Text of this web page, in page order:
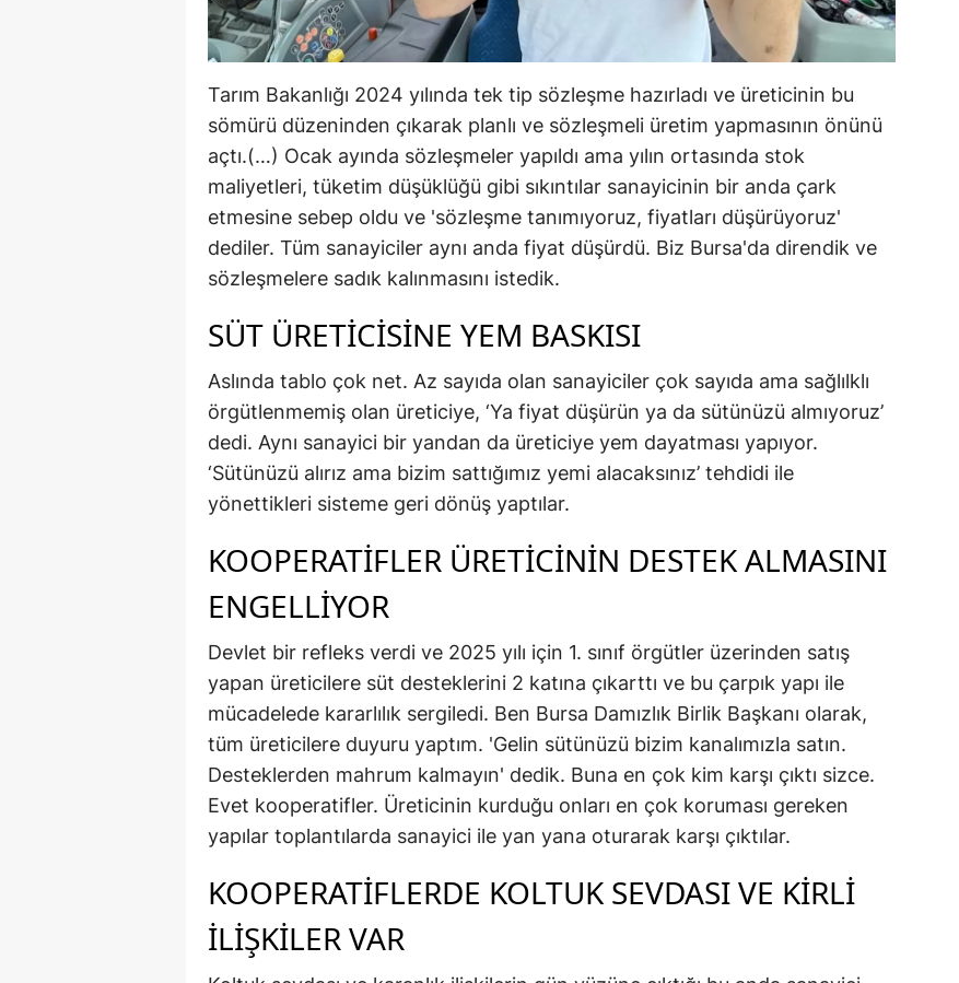
Tarım Bakanlığı 2024 yılında tek tip sözleşme hazırladı ve üreticinin bu
sömürü düzeninden çıkarak planlı ve sözleşmeli üretim yapmasının önünü
açtı.(…) Ocak ayında sözleşmeler yapıldı ama yılın ortasında stok
maliyetleri, tüketim düşüklüğü gibi sıkıntılar sanayicinin bir anda çark
etmesine sebep oldu ve 'sözleşme tanımıyoruz, fiyatları düşürüyoruz'
dediler. Tüm sanayiciler aynı anda fiyat düşürdü. Biz Bursa'da direndik ve
sözleşmelere sadık kalınmasını istedik.
SÜT ÜRETICISINE YEM BASKISI
Aslında tablo çok net. Az sayıda olan sanayiciler çok sayıda ama sağlılklı
örgütlenmemiş olan üreticiye, ‘Ya fiyat düşürün ya da sütünüzü almıyoruz’
dedi. Aynı sanayici bir yandan da üreticiye yem dayatması yapıyor.
‘Sütünüzü alırız ama bizim sattığımız yemi alacaksınız’ tehdidi ile
yönettikleri sisteme geri dönüş yaptılar.
KOOPERATIFLER ÜRETICININ DESTEK ALMASINI
ENGELLIYOR
Devlet bir refleks verdi ve 2025 yılı için 1. sınıf örgütler üzerinden satış
yapan üreticilere süt desteklerini 2 katına çıkarttı ve bu çarpık yapı ile
mücadelede kararlılık sergiledi. Ben Bursa Damızlık Birlik Başkanı olarak,
tüm üreticilere duyuru yaptım. 'Gelin sütünüzü bizim kanalımızla satın.
Desteklerden mahrum kalmayın' dedik. Buna en çok kim karşı çıktı sizce.
Evet kooperatifler. Üreticinin kurduğu onları en çok koruması gereken
yapılar toplantılarda sanayici ile yan yana oturarak karşı çıktılar.
KOOPERATIFLERDE KOLTUK SEVDASI VE KIRLI
ILIŞKILER VAR